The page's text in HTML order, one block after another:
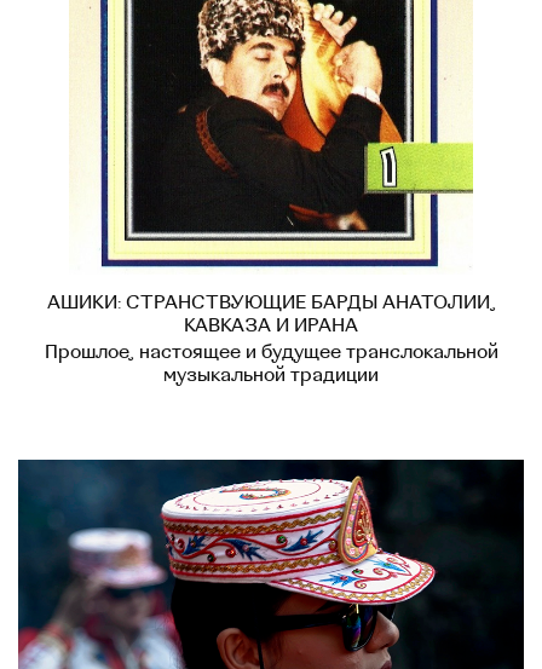
АШИКИ: СТРАНСТВУЮЩИЕ БАРДЫ АНАТОЛИИ,
КАВКАЗА И ИРАНА
Прошлое, настоящее и будущее транслокальной
музыкальной традиции